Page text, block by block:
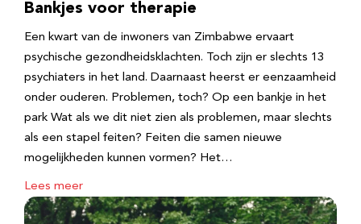
Bankjes voor therapie
Een kwart van de inwoners van Zimbabwe ervaart
psychische gezondheidsklachten. Toch zijn er slechts 13
psychiaters in het land. Daarnaast heerst er eenzaamheid
onder ouderen. Problemen, toch? Op een bankje in het
park Wat als we dit niet zien als problemen, maar slechts
als een stapel feiten? Feiten die samen nieuwe
mogelijkheden kunnen vormen? Het…
Lees meer